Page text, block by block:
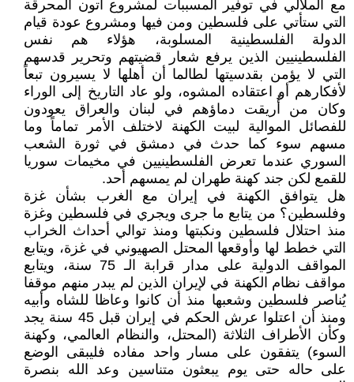
مع الملالي في توفير المسببات لمشروع آتون المحرقة
التي ستأتي على فلسطين ومن فيها ومشروع عودة قيام
الدولة الفلسطينية المسلوبة، هؤلاء هم نفس
الفلسطينيين الذين يرفع شعار قضيتهم وتحرير قدسهم
التي لا يؤمن بقدسيتها لطالما أن أهلها لا يسيرون تبعاً
لأفكارهم أو اعتقاده المشوه، ولو عاد التاريخ إلى الوراء
وكان من أُريقت دماؤهم في لبنان والعراق يعودون
للفصائل الموالية لبيت الكهنة لاختلف الأمر تماماً وما
مسهم سوء كما حدث في دمشق في ثورة الشعب
السوري عندما تعرض الفلسطينيين في مخيمات سوريا
للقمع لكن جند كهنة طهران لم يمسهم أحد.
هل يتوافق الكهنة في إيران مع الغرب بشأن غزة
وفلسطين؟ من يتابع ما جرى ويجري في فلسطين وغزة
منذ احتلال فلسطين ونكبتها ومنذ توالي أحداث الخراب
التي خطط لها وأوقعها المحتل الصهيوني في غزة، ويتابع
المواقف الدولية على مدار قرابة الـ 75 سنة، ويتابع
مواقف نظام الكهنة في لإيران الذين لم يبدر منهم موقفا
يُناصر فلسطين وشعبها منذ أن كانوا وعاظا للشاه وأبيه
ومنذ أن اعتلوا عرش الحكم في إيران قبل 45 سنة يجد
وكأن الأطراف الثلاثة (المحتل، والنظام العالمي، وكهنة
السوء) يتفقون على مسار واحد مفاده فليبقى الوضع
على حاله حتى يوم يبعثون متناسين وعد الله بنصرة